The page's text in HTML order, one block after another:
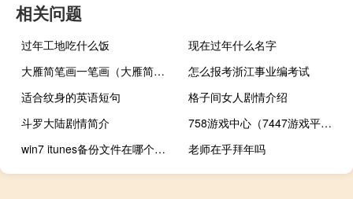
相关问题
过年工地吃什么饭
现在过年什么名字
大雁简笔画一笔画（大雁简笔画）
怎么报考浙江事业编考试
适合纹身的英语短句
格子间女人剧情介绍
斗罗大陆剧情简介
758游戏中心（7447游戏平台）
win7 itunes备份文件在哪个文件夹（win7 iis）
老师在乎拜年吗